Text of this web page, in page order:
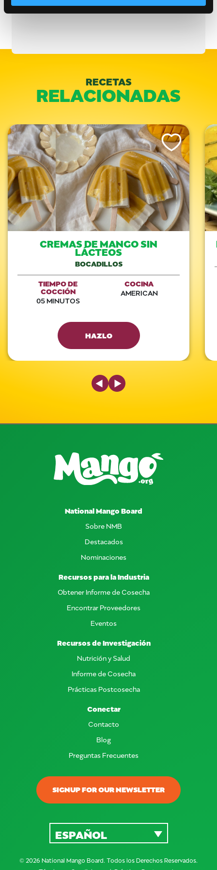
RECETAS
RELACIONADAS
Like This Recipe
CREMAS DE MANGO SIN
LÁCTEOS
BOCADILLOS
TIEMPO DE
COCCIÓN
05 MINUTOS
COCINA
AMERICAN
HAZLO
Previous Slide
Next Slide
SIGNUP FOR OUR NEWSLETTER
National Mango Board
Sobre NMB
Destacados
Nominaciones
Recursos para la Industria
Obtener Informe de Cosecha
Encontrar Proveedores
Eventos
Recursos de Investigación
Nutrición y Salud
Informe de Cosecha
Prácticas Postcosecha
Conectar
Contacto
Blog
Preguntas Frecuentes
© 2026 National Mango Board. Todos los Derechos Reservados.
ESPAÑOL